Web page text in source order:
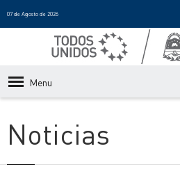
07 de Agosto de 2026
Menu
Noticias